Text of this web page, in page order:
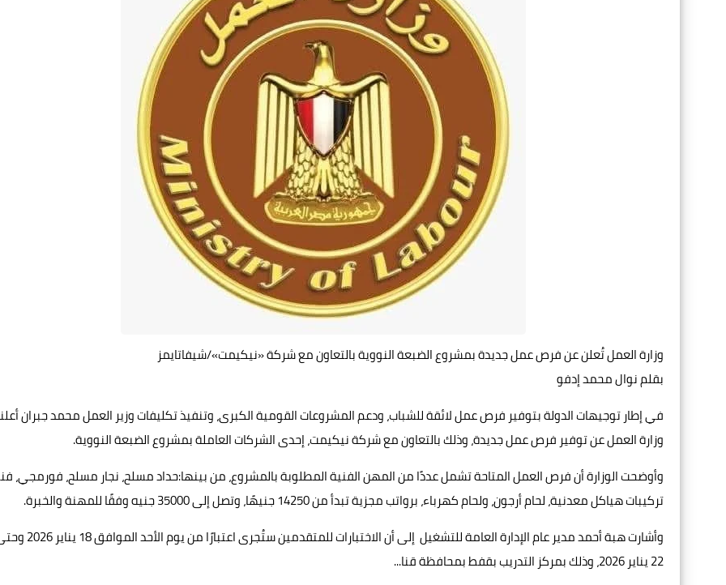
وزارة العمل تُعلن عن فرص عمل جديدة بمشروع الضبعة النووية بالتعاون مع شركة «نيكيمت»/شيفاتايمز
بقلم نوال محمد إدفو
في إطار توجيهات الدولة بتوفير فرص عمل لائقة للشباب، ودعم المشروعات القومية الكبرى، وتنفيذ تكليفات وزير العمل محمد جبران
وزارة العمل عن توفير فرص عمل جديدة، وذلك بالتعاون مع شركة نيكيمت، إحدى الشركات العاملة بمشروع الضبعة النووية.
وأوضحت الوزارة أن فرص العمل المتاحة تشمل عددًا من المهن الفنية المطلوبة بالمشروع، من بينها:حداد مسلح، نجار مسلح، فورمجي،
تركيبات هياكل معدنية، لحام أرجون، ولحام كهرباء، برواتب مجزية تبدأ من 14250 جنيهًا، وتصل إلى 35000 جنيه وفقًا للمهنة والخبرة.
وأشارت هبة أحمد مدير عام الإدارة العامة للتشغيل إلى أن الاختبارات للمتقدمين ستُجرى
22 يناير 2026، وذلك بمركز التدريب بقفط بمحافظة قنا...